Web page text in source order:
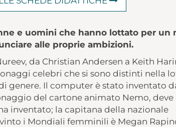
e uomini che hanno lottato per un
alle proprie ambizioni.
da Christian Andersen a Keith
celebri che si sono distinti nella
genere. Il computer è stato inventato
del cartone animato Nemo, deve
inventato; la capitana della nazionale
i Mondiali femminili è Megan